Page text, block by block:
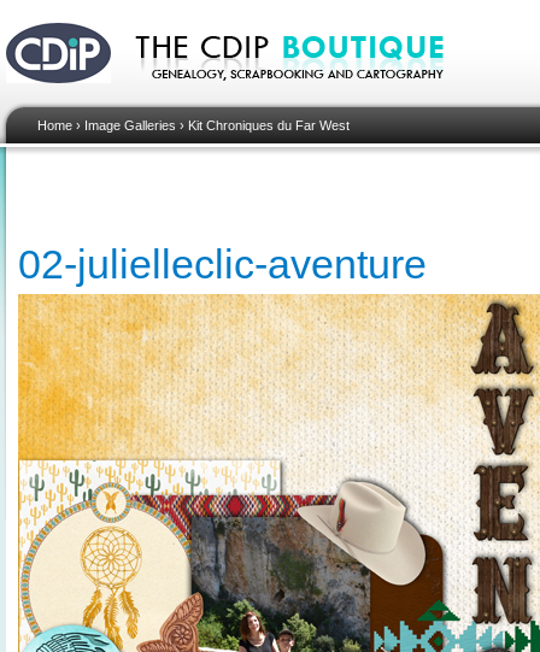
Home › Image Galleries › Kit Chroniques du Far West
02-julielleclic-aventure